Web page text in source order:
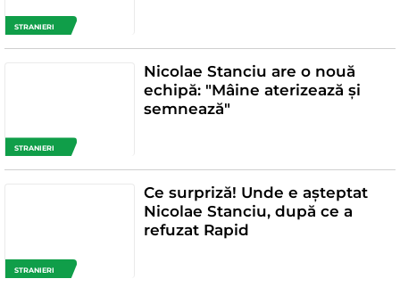
STRANIERI
STRANIERI
Nicolae Stanciu are o nouă
echipă: "Mâine aterizează și
semnează"
STRANIERI
Ce surpriză! Unde e așteptat
Nicolae Stanciu, după ce a
refuzat Rapid